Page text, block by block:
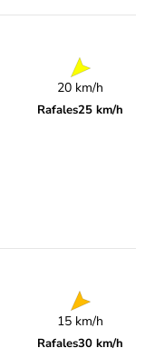
20 km/h
Rafales25 km/h
15 km/h
Rafales30 km/h